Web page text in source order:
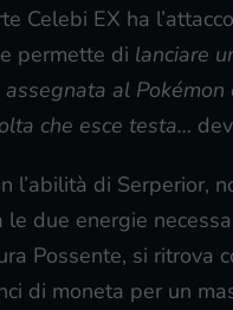
Celebi EX ha l’attacco
permette di lanciare
al
che esce testa…
l’abilità di Serperior,
le due energie
Possente, si ritrova
di moneta per un